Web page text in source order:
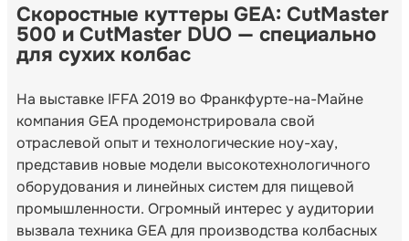
Скоростные куттеры GEA: CutMaster
500 и CutMaster DUO — специально
для сухих колбас
На выставке IFFA 2019 во Франкфурте-на-Майне
компания GEA продемонстрировала свой
отраслевой опыт и технологические ноу-хау,
представив новые модели высокотехнологичного
оборудования и линейных систем для пищевой
промышленности. Огромный интерес у аудитории
вызвала техника GEA для производства колбасных